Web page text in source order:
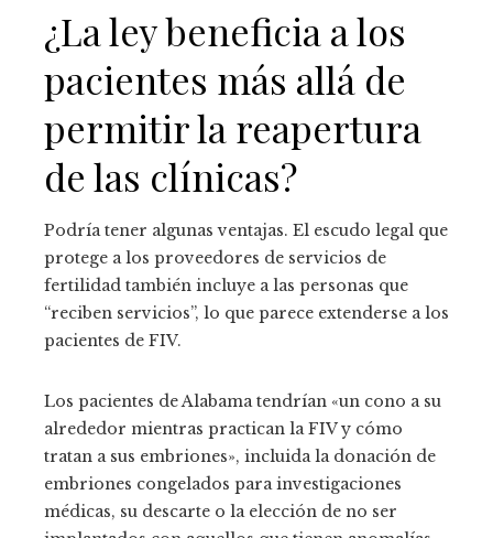
¿La ley beneficia a los
pacientes más allá de
permitir la reapertura
de las clínicas?
Podría tener algunas ventajas. El escudo legal que
protege a los proveedores de servicios de
fertilidad también incluye a las personas que
“reciben servicios”, lo que parece extenderse a los
pacientes de FIV.
Los pacientes de Alabama tendrían «un cono a su
alrededor mientras practican la FIV y cómo
tratan a sus embriones», incluida la donación de
embriones congelados para investigaciones
médicas, su descarte o la elección de no ser